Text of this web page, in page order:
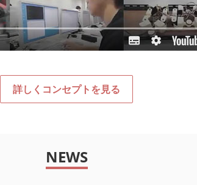
詳しくコンセプトを見る
NEWS